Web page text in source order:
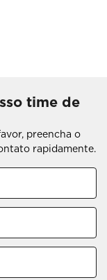
time de
preencha o
rapidamente.